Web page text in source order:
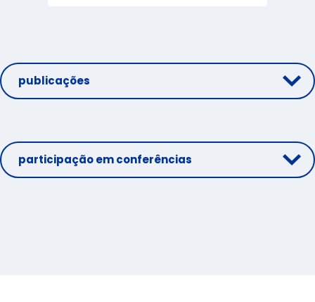
publicações
participação em conferências